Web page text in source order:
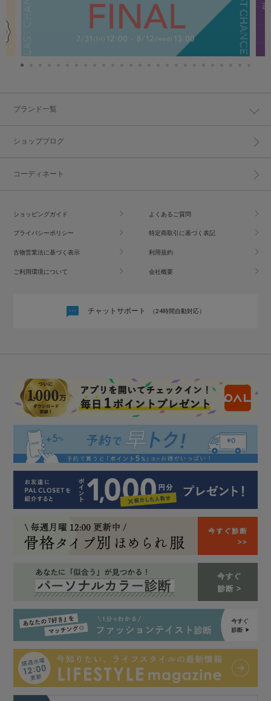
ブランド一覧
ショップブログ
コーディネート
ショッピングガイド よくあるご質問
プライバシーポリシー 特定商取引に基づく表記
古物営業法に基づく表示 利用規約
ご利用環境について 会社概要
チャットサポート （24時間自動対応）